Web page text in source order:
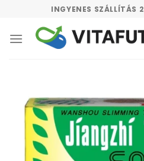
content
INGYENES SZÁLLÍTÁS